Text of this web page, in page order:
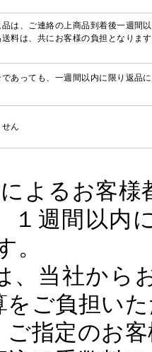
は、ご連絡の上商品到着後一週間
料は、共にお客様の負担となりま
あっても、一週間以内に限り返品
ん
によるお客
１週間以
。
、当社か
をご負担い
ご指定のお